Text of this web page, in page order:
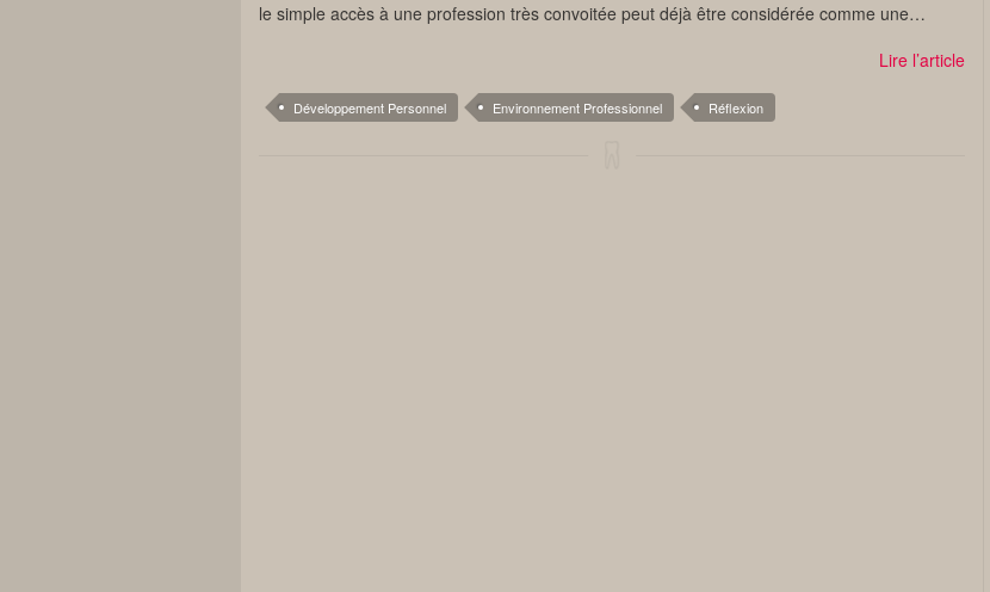
le simple accès à une profession très convoitée peut déjà être considérée comme une…
Lire l’article
Développement Personnel Environnement Professionnel Réflexion